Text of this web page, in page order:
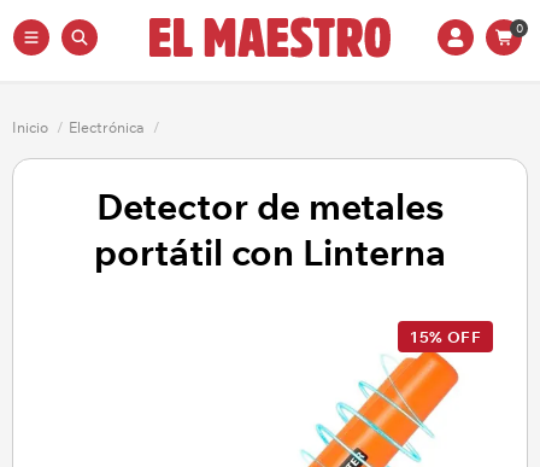
0
Inicio / Electrónica /
Detector de metales
portátil con Linterna
15% OFF